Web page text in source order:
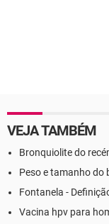
VEJA TAMBÉM
Bronquiolite do
Peso e tamanho do
Fontanela -
Vacina hpv para